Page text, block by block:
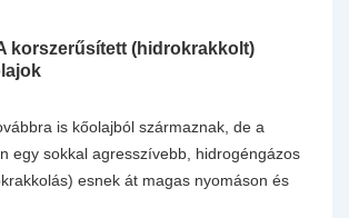
korszerűsített (hidrokrakkolt)
is kőolajból származnak, de a
egy sokkal agresszívebb, hidrogéngázos
esnek át magas nyomáson és